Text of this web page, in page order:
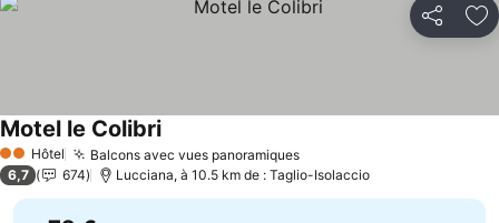
Partager
2 Étoiles
Hôtel Balcons avec vues panoramiquesConsulter les prix
Motel le ColibriConsulter les prix
6,7 674 Lucciana, à 10.5 km de : Taglio-Isolaccio